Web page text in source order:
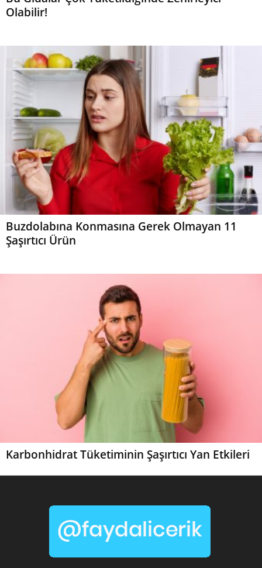
Olabilir!
Buzdolabına Konmasına Gerek Olmayan 11
Şaşırtıcı Ürün
Karbonhidrat Tüketiminin Şaşırtıcı Yan Etkileri